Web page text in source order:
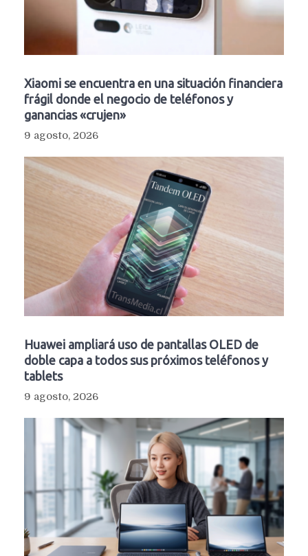
Xiaomi se encuentra en una situación financiera
frágil donde el negocio de teléfonos y
ganancias «crujen»
9 agosto, 2026
Huawei ampliará uso de pantallas OLED de
doble capa a todos sus próximos teléfonos y
tablets
9 agosto, 2026